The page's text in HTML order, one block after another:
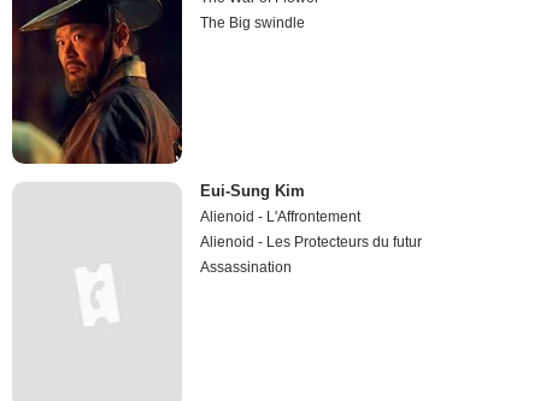
The Big swindle
Eui-Sung Kim
Alienoid - L'Affrontement
Alienoid - Les Protecteurs du futur
Assassination